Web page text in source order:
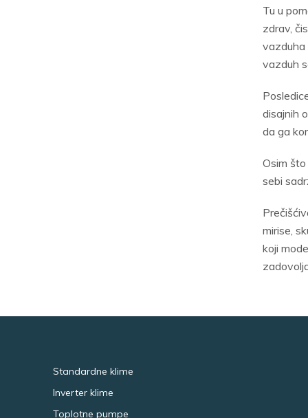
Tu u
zdrav,
vazduha
vazduh
disajnih
da ga
Osim
sebi
mirise,
koji
Standardne klime
Inverter klime
Toplotne pumpe